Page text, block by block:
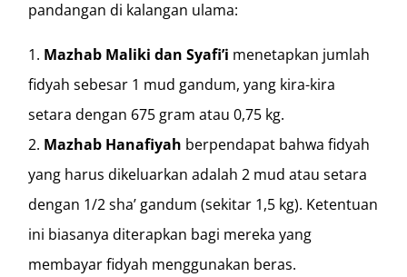
pandangan di kalangan ulama:
Mazhab Maliki dan Syafi’i menetapkan jumlah
fidyah sebesar 1 mud gandum, yang kira-kira
setara dengan 675 gram atau 0,75 kg.
Mazhab Hanafiyah berpendapat bahwa fidyah
yang harus dikeluarkan adalah 2 mud atau setara
dengan 1/2 sha’ gandum (sekitar 1,5 kg). Ketentuan
ini biasanya diterapkan bagi mereka yang
membayar fidyah menggunakan beras.